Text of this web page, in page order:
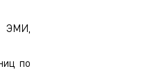
ЭМИ,
по